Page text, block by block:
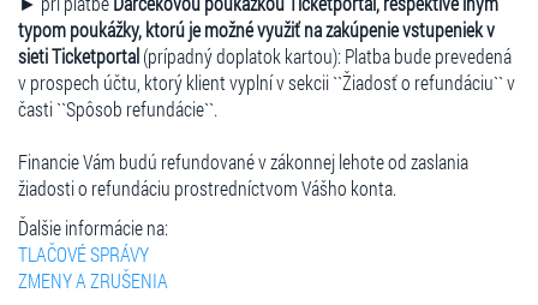
typom poukážky, ktorú je možné využiť na zakúpenie vstupeniek v
sieti Ticketportal(prípadný doplatok kartou): Platba bude prevedená
v prospech účtu, ktorý klient vyplní v sekcii ``Žiadosť o refundáciu`` v
časti ``Spôsob refundácie``.
Financie Vám budú refundované v zákonnej lehote od zaslania
žiadosti o refundáciu prostredníctvom Vášho konta.
Ďalšie informácie na:
TLAČOVÉ SPRÁVY
ZMENY A ZRUŠENIA